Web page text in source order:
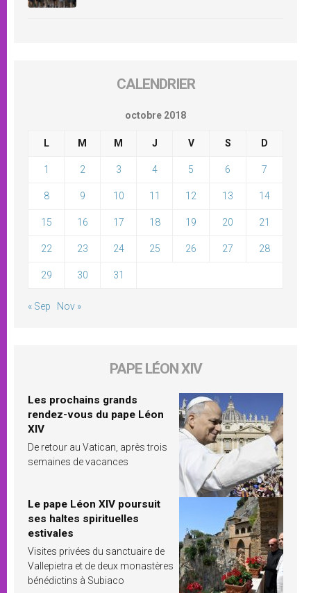
CALENDRIER
octobre 2018
L M M J V S D
1 2 3 4 5 6 7
8 9 10 11 12 13 14
15 16 17 18 19 20 21
22 23 24 25 26 27 28
29 30 31
« Sep Nov »
PAPE LÉON XIV
Les prochains grands
rendez-vous du pape Léon
XIV
De retour au Vatican, après trois
semaines de vacances
Le pape Léon XIV poursuit
ses haltes spirituelles
estivales
Visites privées du sanctuaire de
Vallepietra et de deux monastères
bénédictins à Subiaco